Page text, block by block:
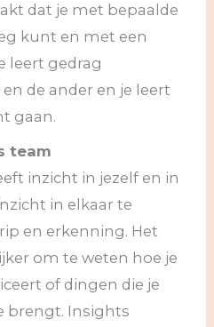
dat je met bepaalde
kunt en met een
leert gedrag
de ander en je leert
gaan.
team
inzicht in jezelf en in
in elkaar te
en erkenning. Het
om te weten hoe je
of dingen die je
brengt. Insights